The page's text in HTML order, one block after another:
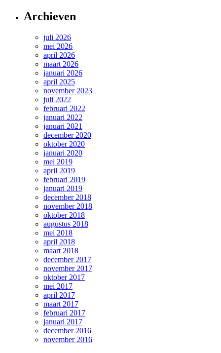
Archieven
juli 2026
mei 2026
april 2026
maart 2026
januari 2026
april 2025
november 2023
juli 2022
februari 2022
januari 2022
januari 2021
december 2020
oktober 2020
januari 2020
mei 2019
april 2019
februari 2019
januari 2019
december 2018
november 2018
oktober 2018
augustus 2018
mei 2018
april 2018
maart 2018
december 2017
november 2017
oktober 2017
mei 2017
april 2017
maart 2017
februari 2017
januari 2017
december 2016
november 2016